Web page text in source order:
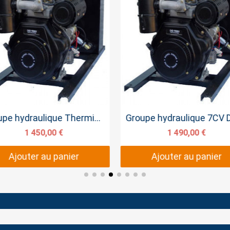
Aperçu rapide Groupe hydraulique Thermique 9CV
1 450,00 €
Ajouter au panier
Aperçu rapide
1 490,00 €
Ajouter au panier